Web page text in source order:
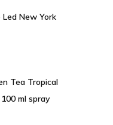
New York
Tea Tropical
ml spray